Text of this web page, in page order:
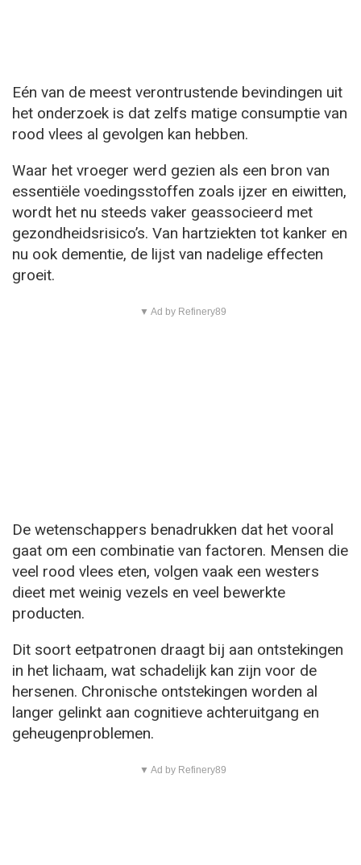
Eén van de meest verontrustende bevindingen uit
het onderzoek is dat zelfs matige consumptie van
rood vlees al gevolgen kan hebben.
Waar het vroeger werd gezien als een bron van
essentiële voedingsstoffen zoals ijzer en eiwitten,
wordt het nu steeds vaker geassocieerd met
gezondheidsrisico’s. Van hartziekten tot kanker en
nu ook dementie, de lijst van nadelige effecten
groeit.
▼ Ad by Refinery89
De wetenschappers benadrukken dat het vooral
gaat om een combinatie van factoren. Mensen die
veel rood vlees eten, volgen vaak een westers
dieet met weinig vezels en veel bewerkte
producten.
Dit soort eetpatronen draagt bij aan ontstekingen
in het lichaam, wat schadelijk kan zijn voor de
hersenen. Chronische ontstekingen worden al
langer gelinkt aan cognitieve achteruitgang en
geheugenproblemen.
▼ Ad by Refinery89